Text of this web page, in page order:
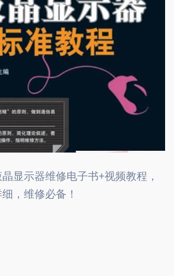
显示器维修电子书+视频教程，
，维修必备！